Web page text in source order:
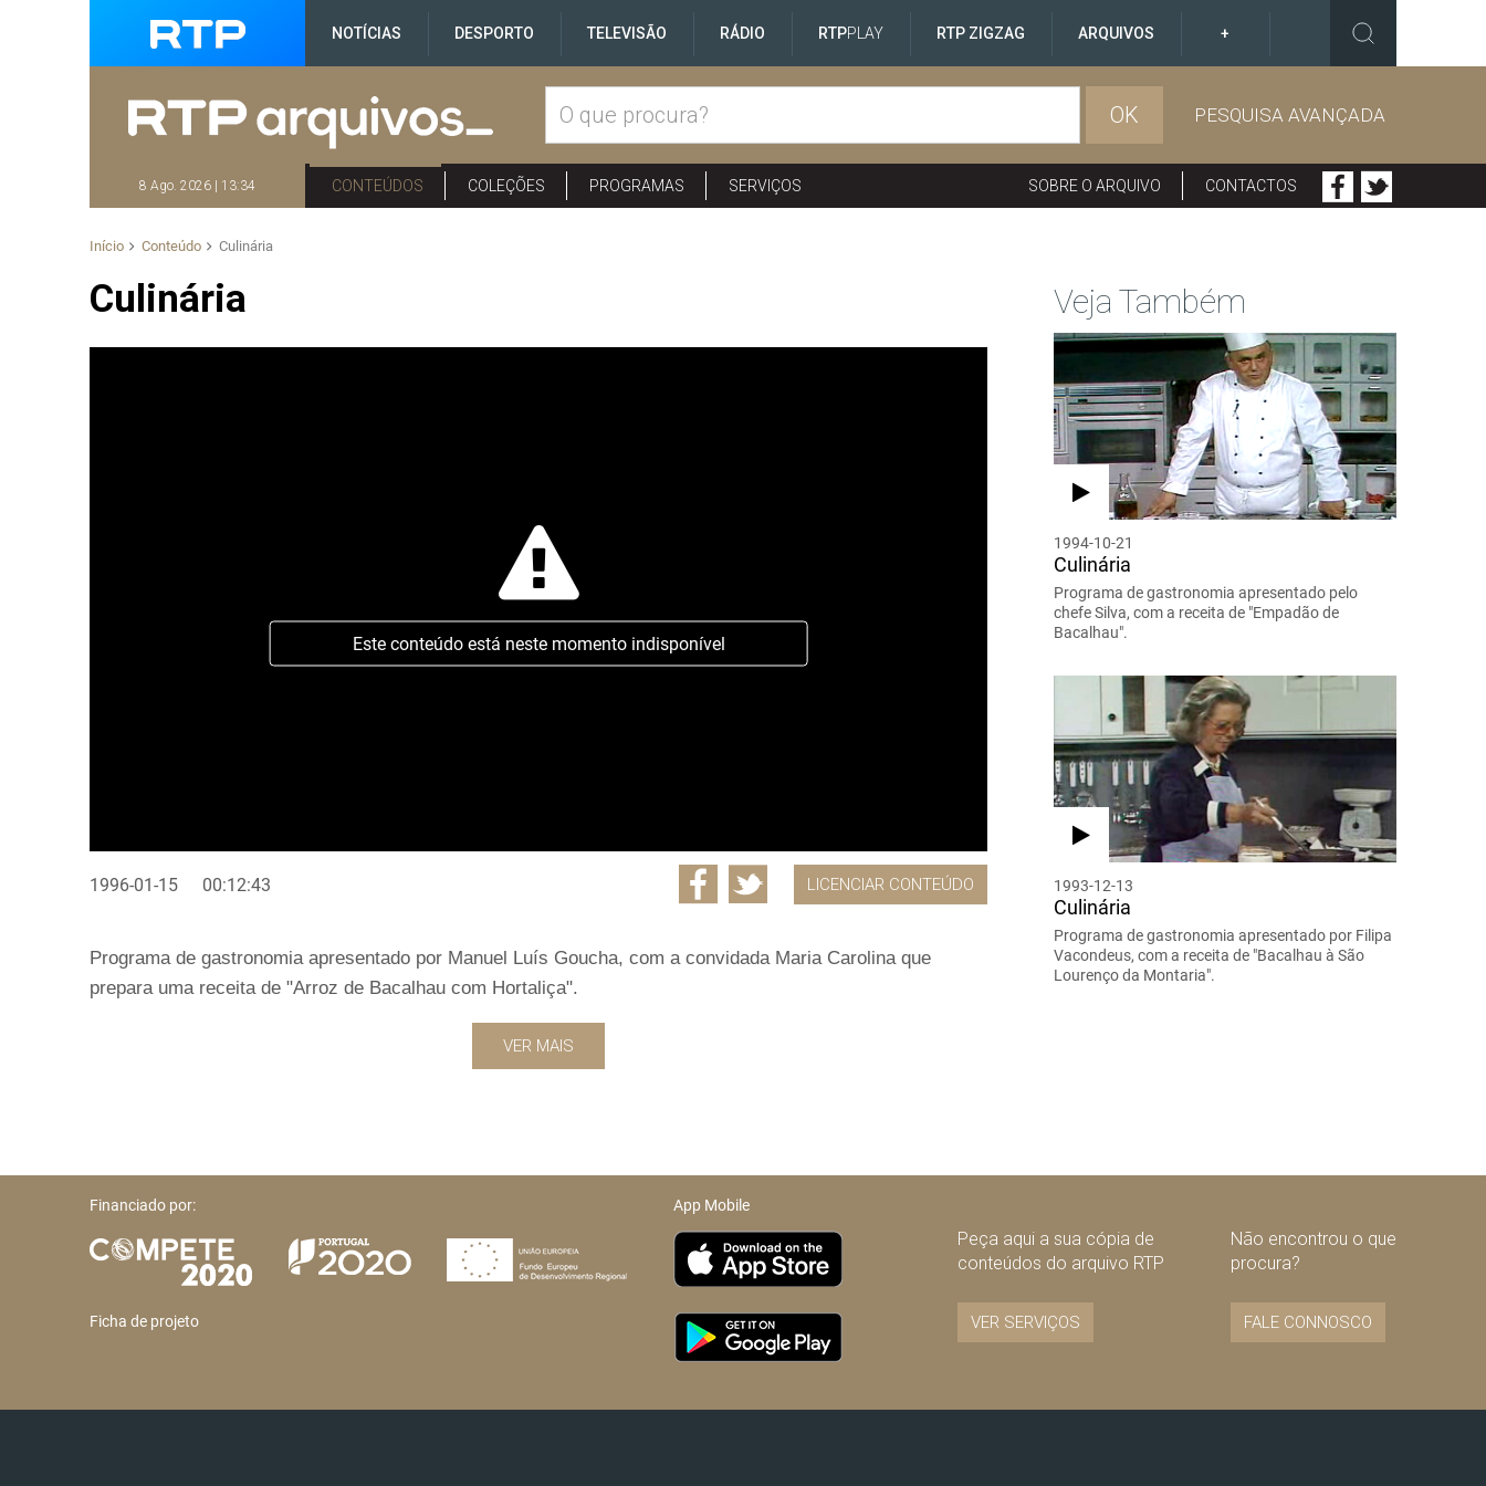
NOTÍCIAS DESPORTO TELEVISÃO RÁDIO RTPPLAY RTP ZIGZAG ARQUIVOS +
OK PESQUISA AVANÇADA
8 Ago. 2026 | 13:34 CONTEÚDOS COLEÇÕES PROGRAMAS SERVIÇOS SOBRE O ARQUIVO CONTACTOS
Início Conteúdo Culinária
Culinária
Este conteúdo está neste momento indisponível
1996-01-15 00:12:43 LICENCIAR CONTEÚDO
Programa de gastronomia apresentado por Manuel Luís Goucha, com a convidada Maria Carolina que
prepara uma receita de "Arroz de Bacalhau com Hortaliça".
VER MAIS
Veja Também
1994-10-21
Culinária
Programa de gastronomia apresentado pelo
chefe Silva, com a receita de "Empadão de
Bacalhau".
1993-12-13
Culinária
Programa de gastronomia apresentado por Filipa
Vacondeus, com a receita de "Bacalhau à São
Lourenço da Montaria".
Financiado por:
Ficha de projeto
App Mobile
Peça aqui a sua cópia de
conteúdos do arquivo RTP
VER SERVIÇOS
Não encontrou o que
procura?
FALE CONNOSCO